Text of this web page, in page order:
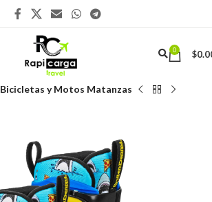
0 $
Bicicletas y Motos Matanzas